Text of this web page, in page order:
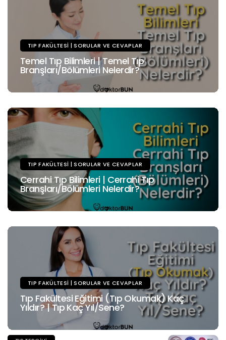
TIP FAKÜLTESI | SORULAR VE CEVAPLAR
Temel Tıp Bilimleri | Temel Tıp
Branşları/Bölümleri Nelerdir?
TIP FAKÜLTESI | SORULAR VE CEVAPLAR
Cerrahi Tıp Bilimleri | Cerrahi Tıp
Branşları/Bölümleri Nelerdir?
TIP FAKÜLTESI | SORULAR VE CEVAPLAR
Tıp Fakültesi Eğitimi (Tıp Okumak) Kaç
Yıldır? | Tıp Kaç Yıl/Sene?